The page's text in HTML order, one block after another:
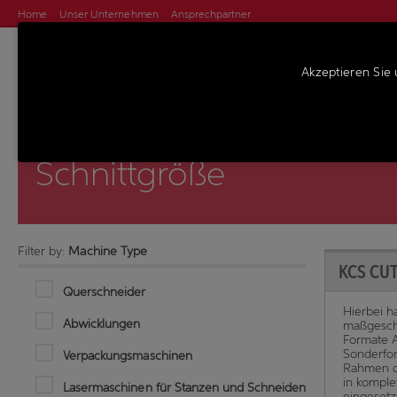
Home Unser Unternehmen Ansprechpartner
MASCHINEN
Schnittgröße
Filter by: Machine Type
Querschneider
Abwicklungen
Verpackungsmaschinen
Lasermaschinen für Stanzen und Schneiden
KCS
Hierbei
Formate
Rahmen
in
Akzeptieren Sie